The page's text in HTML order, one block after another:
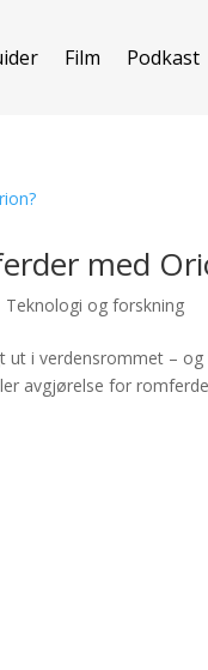
Film Podkast
med
Teknologi og forskning
ut i verdensrommet –
avgjørelse for